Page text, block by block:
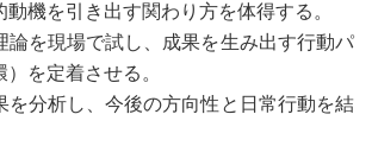
動機を引き出す関わり方を体得する。
論を現場で試し、成果を生み出す行動パ
を定着させる。
を分析し、今後の方向性と日常行動を結